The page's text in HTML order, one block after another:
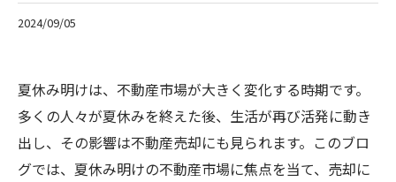
2024/09/05
夏休み明けは、不動産市場が大きく変化する時期です。
多くの人々が夏休みを終えた後、生活が再び活発に動き
出し、その影響は不動産売却にも見られます。このブロ
グでは、夏休み明けの不動産市場に焦点を当て、売却に